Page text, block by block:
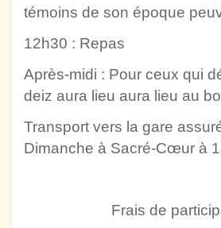
témoins de son époque
12h30 : Repas
Après-midi : Pour ceux qui
deiz aura lieu aura lieu au
Transport vers la gare
Dimanche à Sacré-Cœur à
Frais de